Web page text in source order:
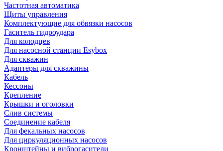
Частотная автоматика
Щиты управления
Комплектующие для обвязки насосов
Гаситель гидроудара
Для колодцев
Для насосной станции Esybox
Для скважин
Адаптеры для скважины
Кабель
Кессоны
Крепление
Крышки и оголовки
Слив системы
Соединение кабеля
Для фекальных насосов
Для циркуляционных насосов
Кронштейны и виброгасители